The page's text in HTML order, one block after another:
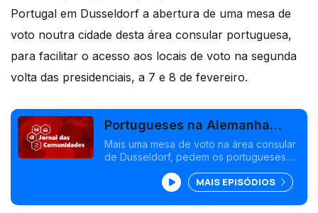
Portugal em Dusseldorf a abertura de uma mesa de
voto noutra cidade desta área consular portuguesa,
para facilitar o acesso aos locais de voto na segunda
volta das presidenciais, a 7 e 8 de fevereiro.
Portugueses na Alemanha
pedem mais uma mesa de
voto
Mais uma mesa de voto na área consular
de Dusseldorf, pedem os portugueses.
França apelam ao voto na segunda volta
das Presidenciais.
MAIS EPISÓDIOS